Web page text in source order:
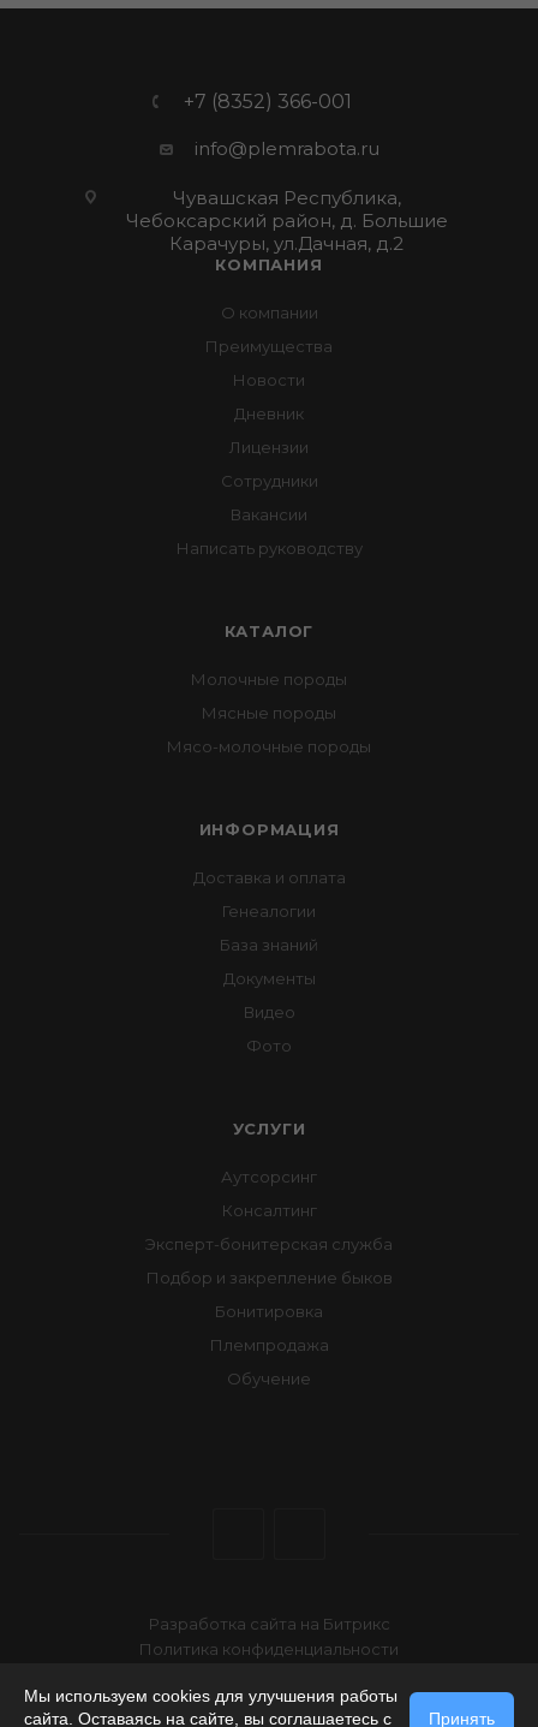
+7 (8352) 366-001
info@plemrabota.ru
Чувашская Республика,
Чебоксарский район, д. Большие
Карачуры, ул.Дачная, д.2
КОМПАНИЯ
О компании
Преимущества
Новости
Дневник
Лицензии
Сотрудники
Вакансии
Написать руководству
КАТАЛОГ
Молочные породы
Мясные породы
Мясо-молочные породы
ИНФОРМАЦИЯ
Доставка и оплата
Генеалогии
База знаний
Документы
Видео
Фото
УСЛУГИ
Аутсорсинг
Консалтинг
Эксперт-бонитерская служба
Подбор и закрепление быков
Бонитировка
Племпродажа
Обучение
Разработка сайта на Битрикс
Политика конфиденциальности
2026 © АО "Чувашское" по племенной работе
Мы используем cookies для улучшения работы
сайта. Оставаясь на сайте, вы соглашаетесь с
Принять